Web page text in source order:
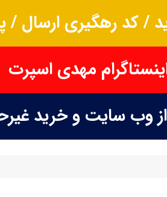
/ کد رهگیری ارسال /
مهدی اسپرت
وب سایت و خرید